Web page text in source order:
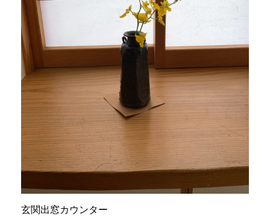
玄関出窓カウンター